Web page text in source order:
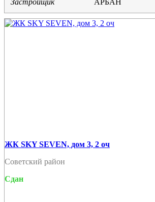
ЖК SKY SEVEN, дом 3, 2 оч
Советский район
Сдан